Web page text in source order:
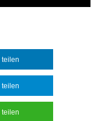
teilen
teilen
teilen